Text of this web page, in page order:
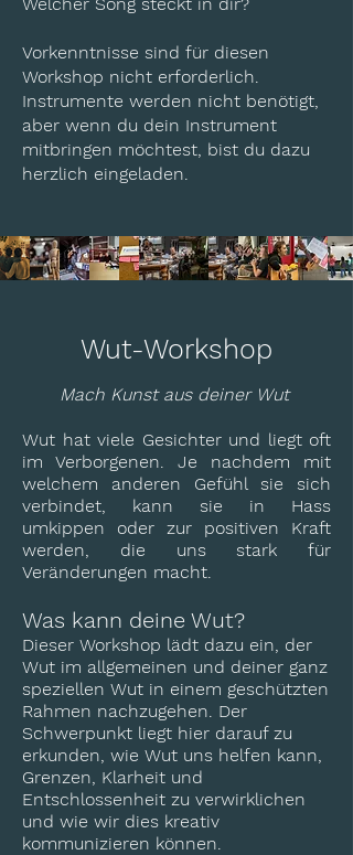
Vorkenntnisse sind für diesen
Workshop nicht erforderlich.
Instrumente werden nicht benötigt,
aber wenn du dein Instrument
mitbringen möchtest, bist du dazu
herzlich eingeladen.
Wut-Workshop
Mach Kunst aus deiner Wut
Wut hat viele Gesichter und liegt oft
im Verborgenen. Je nachdem mit
welchem anderen Gefühl sie sich
verbindet, kann sie in Hass
umkippen oder zur positiven Kraft
werden, die uns stark für
Veränderungen macht.
Was kann deine Wut?
Dieser Workshop lädt dazu ein, der
Wut im allgemeinen und deiner ganz
speziellen Wut in einem geschützten
Rahmen nachzugehen. Der
Schwerpunkt liegt hier darauf zu
erkunden, wie Wut uns helfen kann,
Grenzen, Klarheit und
Entschlossenheit zu verwirklichen
und wie wir dies kreativ
kommunizieren können.